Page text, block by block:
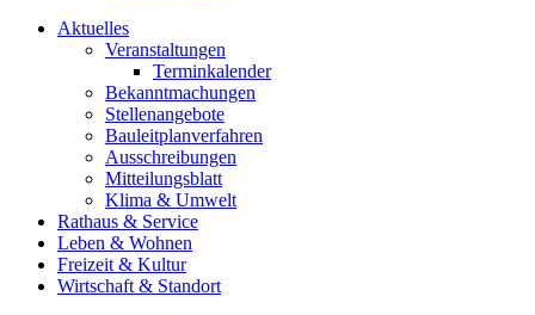
Aktuelles
Veranstaltungen
Terminkalender
Bekanntmachungen
Stellenangebote
Bauleitplanverfahren
Ausschreibungen
Mitteilungsblatt
Klima & Umwelt
Rathaus & Service
Leben & Wohnen
Freizeit & Kultur
Wirtschaft & Standort